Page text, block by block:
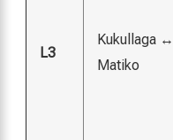
L3
Kukullaga ↔
Matiko